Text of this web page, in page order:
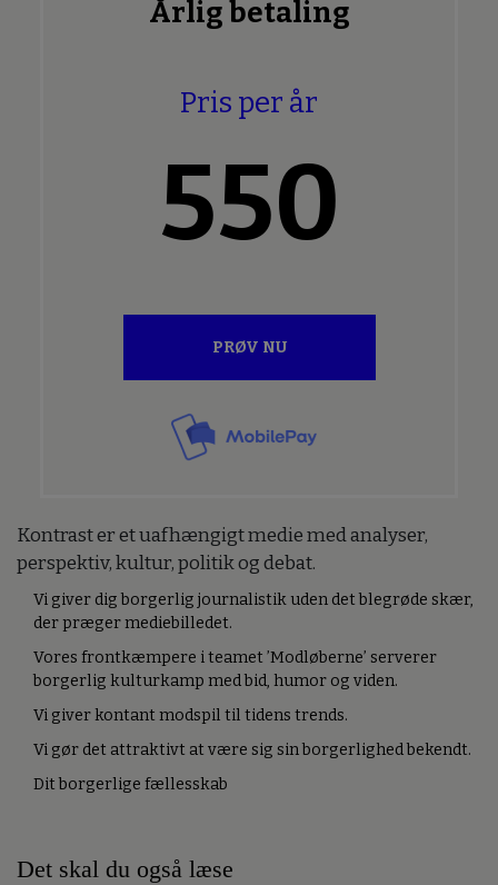
Årlig betaling
Pris per år
550
PRØV NU
Kontrast er et uafhængigt medie med analyser,
perspektiv, kultur, politik og debat.
Vi giver dig borgerlig journalistik uden det blegrøde skær,
der præger mediebilledet.
Vores frontkæmpere i teamet ’Modløberne’ serverer
borgerlig kulturkamp med bid, humor og viden.
Vi giver kontant modspil til tidens trends.
Vi gør det attraktivt at være sig sin borgerlighed bekendt.
Dit borgerlige fællesskab
Det skal du også læse